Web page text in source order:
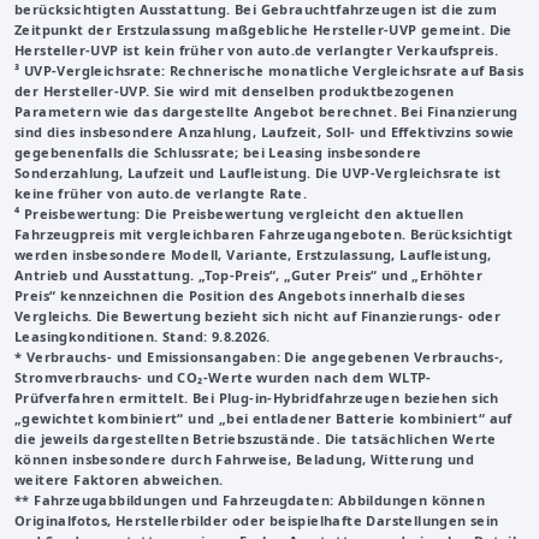
berücksichtigten Ausstattung. Bei Gebrauchtfahrzeugen ist die zum
Zeitpunkt der Erstzulassung maßgebliche Hersteller-UVP gemeint. Die
Hersteller-UVP ist kein früher von auto.de verlangter Verkaufspreis.
³ UVP-Vergleichsrate: Rechnerische monatliche Vergleichsrate auf Basis
der Hersteller-UVP. Sie wird mit denselben produktbezogenen
Parametern wie das dargestellte Angebot berechnet. Bei Finanzierung
sind dies insbesondere Anzahlung, Laufzeit, Soll- und Effektivzins sowie
gegebenenfalls die Schlussrate; bei Leasing insbesondere
Sonderzahlung, Laufzeit und Laufleistung. Die UVP-Vergleichsrate ist
keine früher von auto.de verlangte Rate.
⁴ Preisbewertung: Die Preisbewertung vergleicht den aktuellen
Fahrzeugpreis mit vergleichbaren Fahrzeugangeboten. Berücksichtigt
werden insbesondere Modell, Variante, Erstzulassung, Laufleistung,
Antrieb und Ausstattung. „Top-Preis“, „Guter Preis“ und „Erhöhter
Preis“ kennzeichnen die Position des Angebots innerhalb dieses
Vergleichs. Die Bewertung bezieht sich nicht auf Finanzierungs- oder
Leasingkonditionen. Stand: 9.8.2026.
* Verbrauchs- und Emissionsangaben: Die angegebenen Verbrauchs-,
Stromverbrauchs- und CO₂-Werte wurden nach dem WLTP-
Prüfverfahren ermittelt. Bei Plug-in-Hybridfahrzeugen beziehen sich
„gewichtet kombiniert“ und „bei entladener Batterie kombiniert“ auf
die jeweils dargestellten Betriebszustände. Die tatsächlichen Werte
können insbesondere durch Fahrweise, Beladung, Witterung und
weitere Faktoren abweichen.
** Fahrzeugabbildungen und Fahrzeugdaten: Abbildungen können
Originalfotos, Herstellerbilder oder beispielhafte Darstellungen sein